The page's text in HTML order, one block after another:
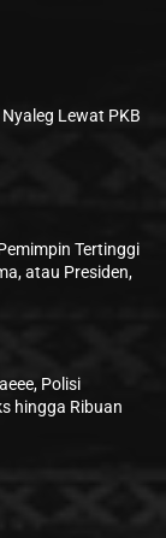
Lewat PKB
Tertinggi
atau Presiden,
Polisi
hingga Ribuan